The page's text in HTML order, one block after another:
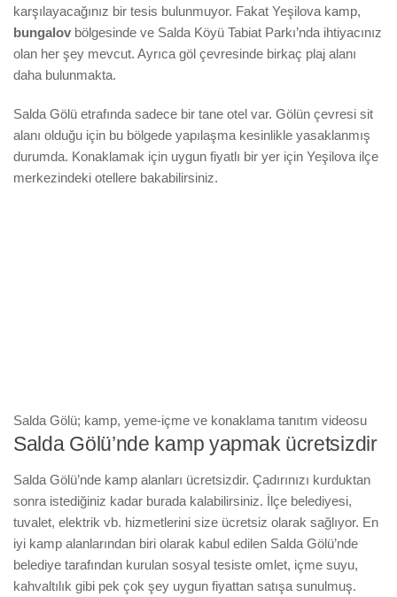
karşılayacağınız bir tesis bulunmuyor. Fakat Yeşilova kamp,
bungalov bölgesinde ve Salda Köyü Tabiat Parkı’nda ihtiyacınız
olan her şey mevcut. Ayrıca göl çevresinde birkaç plaj alanı
daha bulunmakta.
Salda Gölü etrafında sadece bir tane otel var. Gölün çevresi sit
alanı olduğu için bu bölgede yapılaşma kesinlikle yasaklanmış
durumda. Konaklamak için uygun fiyatlı bir yer için Yeşilova ilçe
merkezindeki otellere bakabilirsiniz.
Salda Gölü; kamp, yeme-içme ve konaklama tanıtım videosu
Salda Gölü’nde kamp yapmak ücretsizdir
Salda Gölü’nde kamp alanları ücretsizdir. Çadırınızı kurduktan
sonra istediğiniz kadar burada kalabilirsiniz. İlçe belediyesi,
tuvalet, elektrik vb. hizmetlerini size ücretsiz olarak sağlıyor. En
iyi kamp alanlarından biri olarak kabul edilen Salda Gölü’nde
belediye tarafından kurulan sosyal tesiste omlet, içme suyu,
kahvaltılık gibi pek çok şey uygun fiyattan satışa sunulmuş.